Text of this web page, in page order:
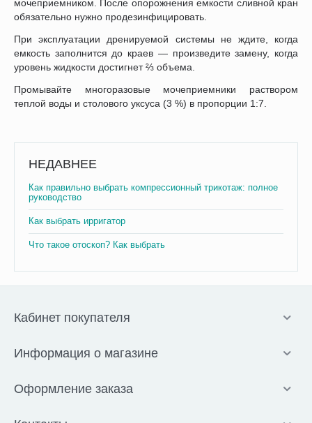
мочеприемником. После опорожнения емкости сливной кран
обязательно нужно продезинфицировать.
При эксплуатации дренируемой системы не ждите, когда
емкость заполнится до краев — произведите замену, когда
уровень жидкости достигнет ⅔ объема.
Промывайте многоразовые мочеприемники раствором
теплой воды и столового уксуса (3 %) в пропорции 1:7.
НЕДАВНЕЕ
Как правильно выбрать компрессионный трикотаж: полное
руководство
Как выбрать ирригатор
Что такое отоскоп? Как выбрать
Кабинет покупателя
Информация о магазине
Оформление заказа